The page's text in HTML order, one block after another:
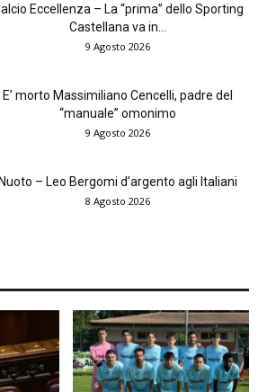
Eccellenza – La “prima” dello Sporting
Castellana va in...
9 Agosto 2026
E’ morto Massimiliano Cencelli, padre del
“manuale” omonimo
9 Agosto 2026
Nuoto – Leo Bergomi d’argento agli Italiani
8 Agosto 2026